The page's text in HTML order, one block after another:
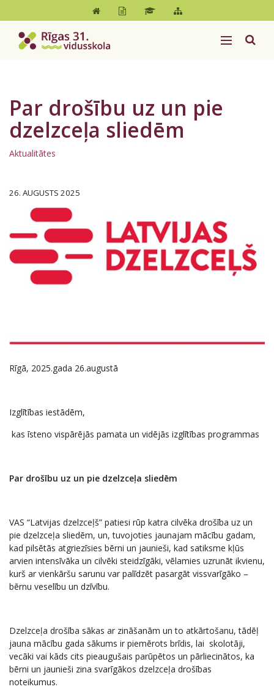
Par drošību uz un pie
dzelzceļa sliedēm
Aktualitātes
26. AUGUSTS 2025
Rīgā, 2025.gada 26.augustā
Izglītības iestādēm,
kas īsteno vispārējās pamata un vidējās izglītības programmas
Par drošību uz un pie dzelzceļa sliedēm
VAS “Latvijas dzelzceļš” patiesi rūp katra cilvēka drošība uz un
pie dzelzceļa sliedēm, un, tuvojoties jaunajam mācību gadam,
kad pilsētās atgriezīsies bērni un jaunieši, kad satiksme kļūs
arvien intensīvāka un cilvēki steidzīgāki, vēlamies uzrunāt ikvienu,
kurš ar vienkāršu sarunu var palīdzēt pasargāt vissvarīgāko –
bērnu veselību un dzīvību.
Dzelzceļa drošība sākas ar zināšanām un to atkārtošanu, tādēļ
jauna mācību gada sākums ir piemērots brīdis, lai skolotāji,
vecāki vai kāds cits pieaugušais parūpētos un pārliecinātos, ka
bērni un jaunieši zina svarīgākos dzelzceļa drošības
noteikumus.